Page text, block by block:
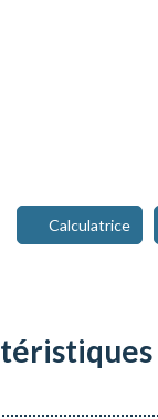
Calculatrice